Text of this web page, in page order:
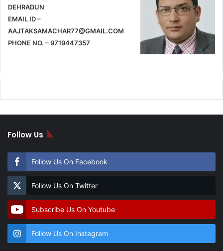
DEHRADUN
EMAIL ID –
AAJTAKSAMACHAR77@GMAIL.COM
PHONE NO. – 9719447357
Follow Us
Follow Us On Facebook
Follow Us On Twitter
Subscribe Us On Youtube
Follow Us On Instagram